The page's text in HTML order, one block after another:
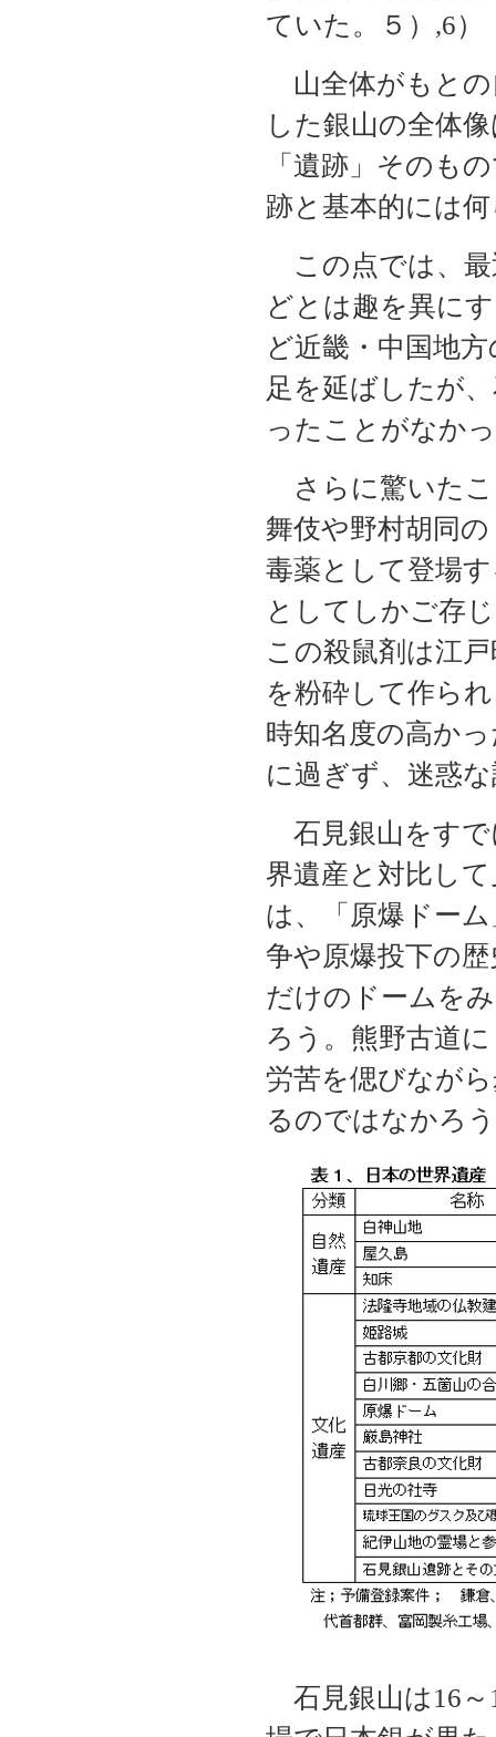
ていた。５）,6）
山全体がもとの
した銀山の全体
「遺跡」そのも
跡と基本的には
この点では、最
どとは趣を異に
ど近畿・中国地
足を延ばしたが
ったことがなか
さらに驚いたこ
舞伎や野村胡同
毒薬として登場
としてしかご存
この殺鼠剤は江
を粉砕して作ら
時知名度の高か
に過ぎず、迷惑
石見銀山をすで
界遺産と対比し
は、「原爆ドー
争や原爆投下の
だけのドームを
ろう。熊野古道
労苦を偲びなが
るのではなかろ
石見銀山は16～